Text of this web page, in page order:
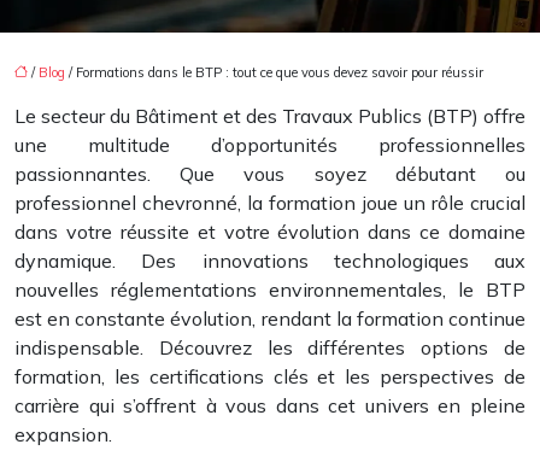
/ Blog / Formations dans le BTP : tout ce que vous devez savoir pour réussir
Le secteur du Bâtiment et des Travaux Publics (BTP) offre
une multitude d’opportunités professionnelles
passionnantes. Que vous soyez débutant ou
professionnel chevronné, la formation joue un rôle crucial
dans votre réussite et votre évolution dans ce domaine
dynamique. Des innovations technologiques aux
nouvelles réglementations environnementales, le BTP
est en constante évolution, rendant la formation continue
indispensable. Découvrez les différentes options de
formation, les certifications clés et les perspectives de
carrière qui s’offrent à vous dans cet univers en pleine
expansion.